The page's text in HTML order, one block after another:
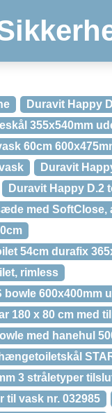
Duravit Happy
355x540mm
60cm
Duravit
Duravit Happy D.2
med SoftClose,
54cm durafix
rimless
bowle 600x400mm
180 x 80 cm med
med hanehul
3 stråletyper
vask nr. 032985